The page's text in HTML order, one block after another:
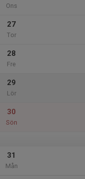
Ons
27
Tor
28
Fre
29
Lör
30
Sön
31
Mån